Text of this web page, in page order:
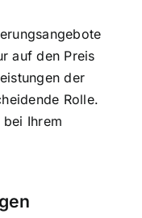
auf den Preis
der
Rolle.
Ihrem